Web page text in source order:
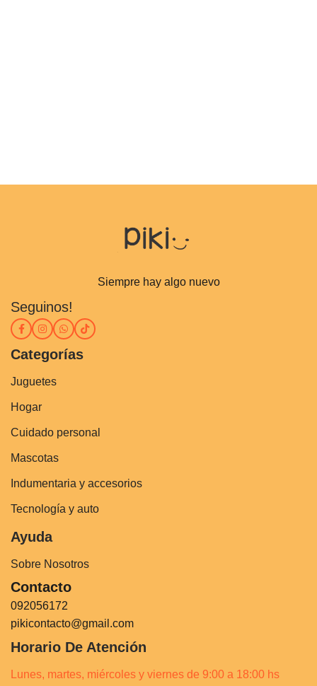
Siempre hay algo nuevo
Seguinos!
Categorías
Juguetes
Hogar
Cuidado personal
Mascotas
Indumentaria y accesorios
Tecnología y auto
Ayuda
Sobre Nosotros
Contacto
092056172
pikicontacto@gmail.com
Horario De Atención
Lunes, martes, miércoles y viernes de 9:00 a 18:00 hs